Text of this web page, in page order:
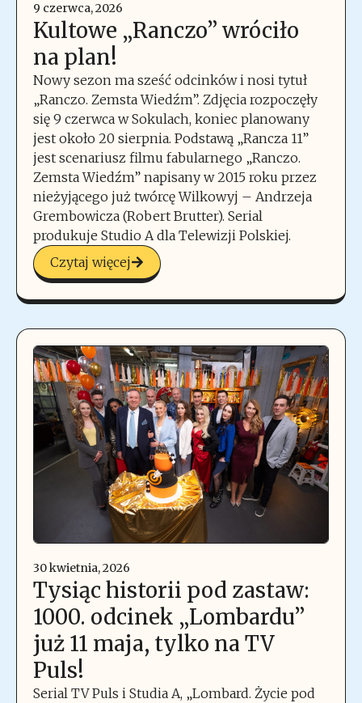
9 czerwca, 2026
Kultowe „Ranczo” wróciło
na plan!
Nowy sezon ma sześć odcinków i nosi tytuł
„Ranczo. Zemsta Wiedźm”. Zdjęcia rozpoczęły
się 9 czerwca w Sokulach, koniec planowany
jest około 20 sierpnia. Podstawą „Rancza 11”
jest scenariusz filmu fabularnego „Ranczo.
Zemsta Wiedźm” napisany w 2015 roku przez
nieżyjącego już twórcę Wilkowyj – Andrzeja
Grembowicza (Robert Brutter). Serial
produkuje Studio A dla Telewizji Polskiej.
Czytaj więcej
30 kwietnia, 2026
Tysiąc historii pod zastaw:
1000. odcinek „Lombardu”
już 11 maja, tylko na TV
Puls!
Serial TV Puls i Studia A, „Lombard. Życie pod